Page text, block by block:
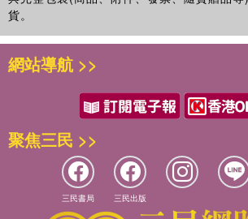
貨。
網站導航 >>
聚焦三民 >>
三民書局 三民出版